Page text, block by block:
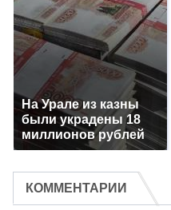
На Урале из казны
были украдены 18
миллионов рублей
КОММЕНТАРИИ